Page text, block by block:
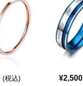
(税込) ¥2,500